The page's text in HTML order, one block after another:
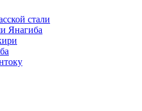
стали
Янагиба